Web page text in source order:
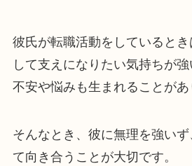
彼氏が転職活動をしていると
して支えになりたい気持ちが
不安や悩みも生まれることがあ
そんなとき、彼に無理を強い
て向き合うことが大切です。